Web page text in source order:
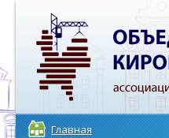
Главная